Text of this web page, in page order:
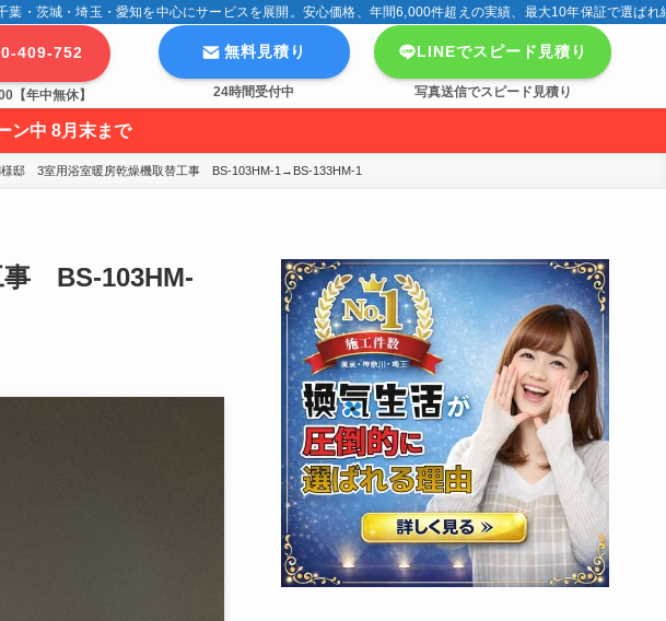
・茨城・埼玉・愛知を中心にサービスを展開。安心価格、年間6,000件超えの実績、最大10年保証で選ばれ
409-752
【年中無休】
無料見積り
24時間受付中
LINEでスピード見積り
写真送信でスピード見積り
ン中 8月末まで
邸　3室用浴室暖房乾燥機取替工事　BS-103HM-1→BS-133HM-1
事 BS-103HM-